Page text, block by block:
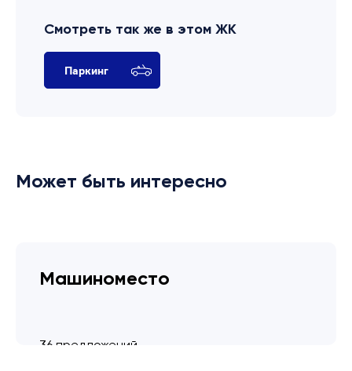
Смотреть так же в этом ЖК
Паркинг
Может быть интересно
Машиноместо
36 предложений